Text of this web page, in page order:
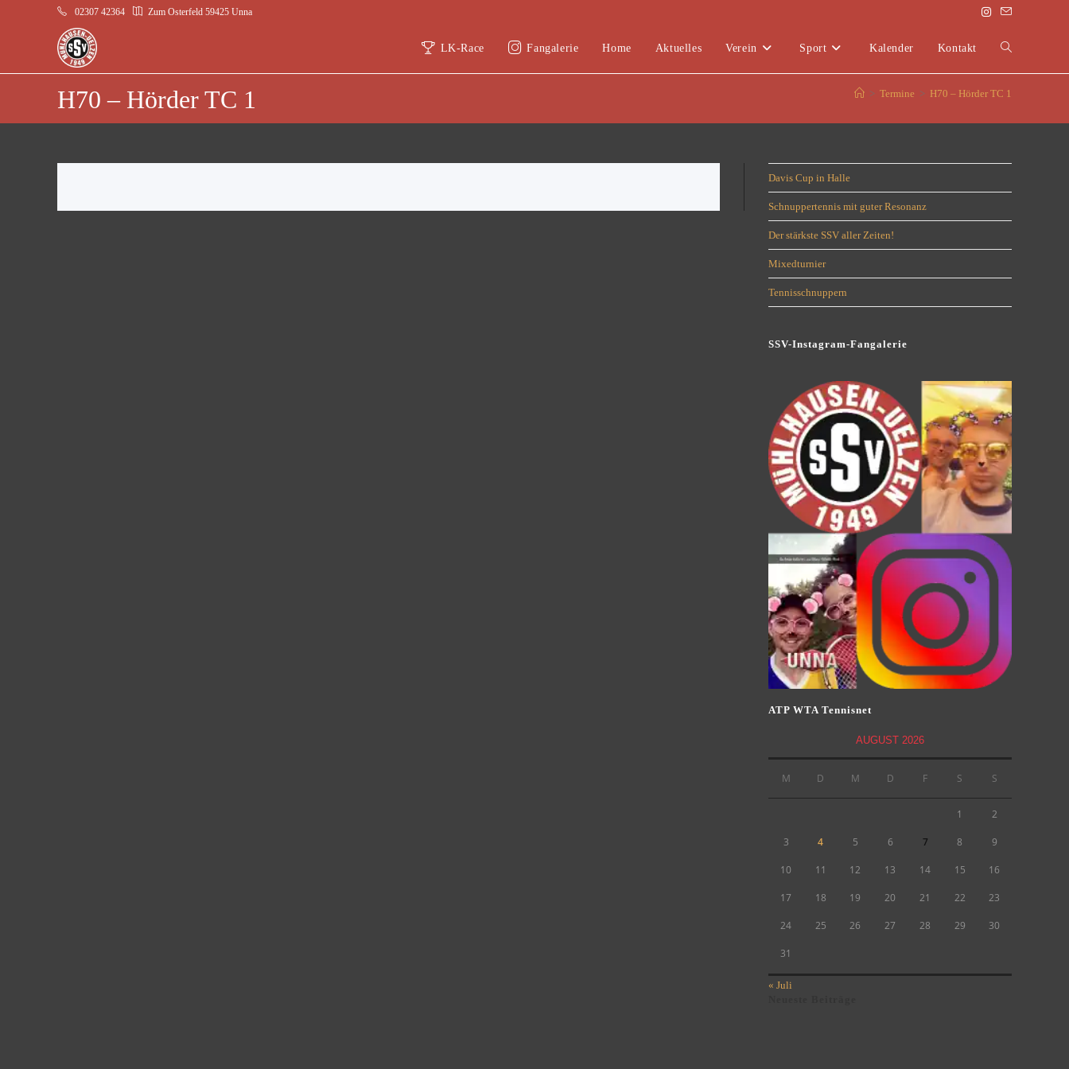
02307 42364 Zum Osterfeld 59425 Unna
LK-Race Fangalerie Home Aktuelles Verein Sport Kalender Kontakt
H70 – Hörder TC 1 > Termine > H70 – Hörder TC 1
Davis Cup in Halle
Schnuppertennis mit guter Resonanz
Der stärkste SSV aller Zeiten!
Mixedturnier
Tennisschnuppern
SSV-Instagram-Fangalerie
ATP WTA Tennisnet
AUGUST 2026
M D M D F S S
1 2
3 4 5 6 7 8 9
10 11 12 13 14 15 16
17 18 19 20 21 22 23
24 25 26 27 28 29 30
31
« Juli